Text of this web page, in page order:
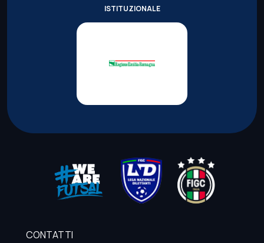
ISTITUZIONALE
CONTATTI